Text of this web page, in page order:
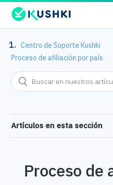
Centro de Soporte Kushki
Proceso de afiliación por país
Artículos en esta sección
Proceso de